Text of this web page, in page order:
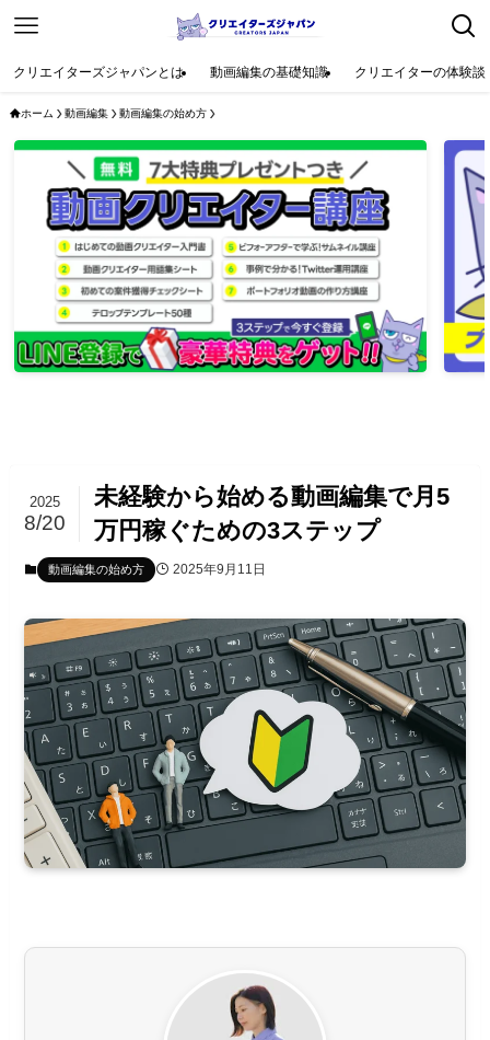
クリエイターズジャパンとは 動画編集の基礎知識 クリエイターの体験談
ホーム 動画編集 動画編集の始め方
未経験から始める動画編集で月5
万円稼ぐための3ステップ
2025
8/20
動画編集の始め方 2025年9月11日